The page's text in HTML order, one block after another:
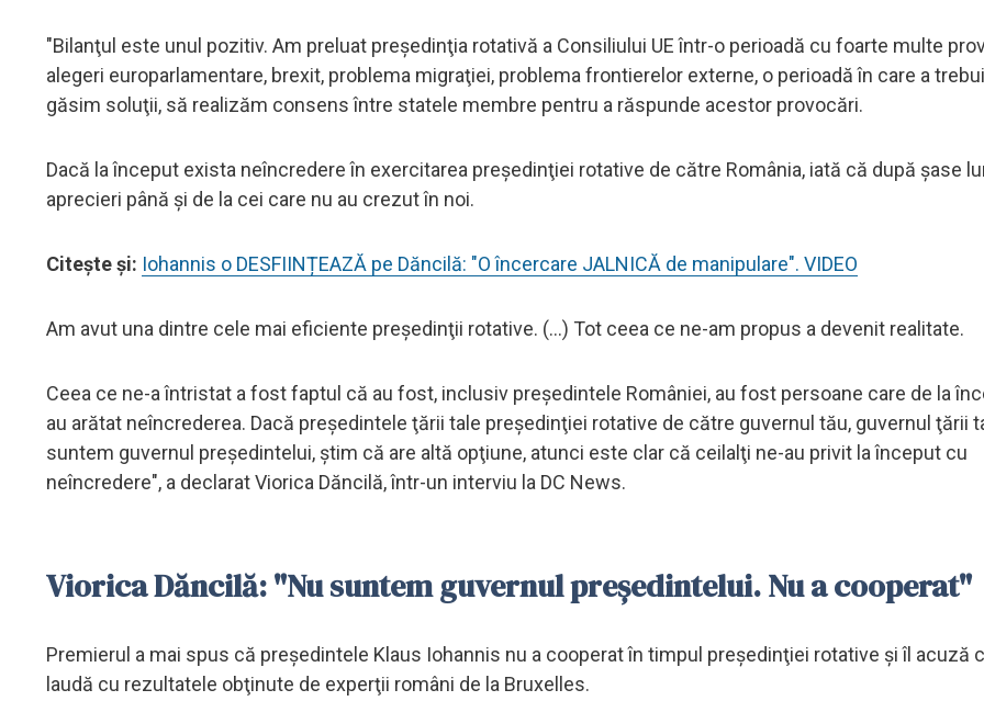
"Bilanţul este unul pozitiv. Am preluat preşedinţia rotativă a Consiliului UE într-o perioadă cu foarte multe
alegeri europarlamentare, brexit, problema migraţiei, problema frontierelor externe, o perioadă în care a
găsim soluţii, să realizăm consens între statele membre pentru a răspunde acestor provocări.
Dacă la început exista neîncredere în exercitarea preşedinţiei rotative de către România, iată că după şase
aprecieri până şi de la cei care nu au crezut în noi.
Citeşte şi: Iohannis o DESFIINȚEAZĂ pe Dăncilă: "O încercare JALNICĂ de manipulare". VIDEO
Am avut una dintre cele mai eficiente preşedinţii rotative. (...) Tot ceea ce ne-am propus a devenit realitate.
Ceea ce ne-a întristat a fost faptul că au fost, inclusiv preşedintele României, au fost persoane care de la
au arătat neîncrederea. Dacă preşedintele ţării tale preşedinţiei rotative de către guvernul tău, guvernul ţării
suntem guvernul preşedintelui, ştim că are altă opţiune, atunci este clar că ceilalţi ne-au privit la început cu
neîncredere", a declarat Viorica Dăncilă, într-un interviu la DC News.
Viorica Dăncilă: "Nu suntem guvernul preşedintelui. Nu a cooperat"
Premierul a mai spus că preşedintele Klaus Iohannis nu a cooperat în timpul preşedinţiei rotative şi îl acuză
laudă cu rezultatele obţinute de experţii români de la Bruxelles.